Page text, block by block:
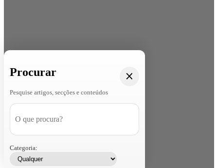
Procurar
Pesquise artigos, secções e conteúdos
Categoria: